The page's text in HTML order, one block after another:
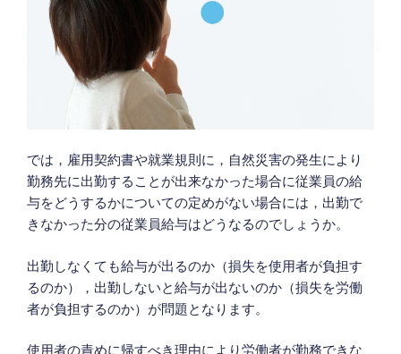
では，雇用契約書や就業規則に，自然災害の発生により
勤務先に出勤することが出来なかった場合に従業員の給
与をどうするかについての定めがない場合には，出勤で
きなかった分の従業員給与はどうなるのでしょうか。
出勤しなくても給与が出るのか（損失を使用者が負担す
るのか），出勤しないと給与が出ないのか（損失を労働
者が負担するのか）が問題となります。
使用者の責めに帰すべき理由により労働者が勤務できな